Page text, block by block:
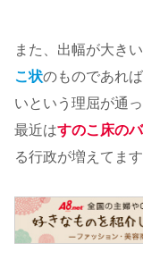
また、出幅が大き
こ状のものであれ
いという理屈が通
最近はすのこ床の
る行政が増えてます